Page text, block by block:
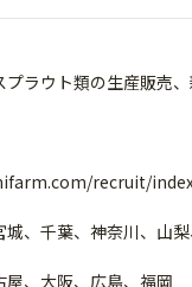
プラウト類の生産販売
recruit/
城、千葉、神奈川、山
、大阪、広島、福岡